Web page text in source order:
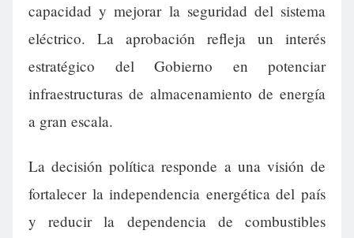
capacidad y mejorar la seguridad del sistema
eléctrico. La aprobación refleja un interés
estratégico del Gobierno en potenciar
infraestructuras de almacenamiento de energía
a gran escala.
La decisión política responde a una visión de
fortalecer la independencia energética del país
y reducir la dependencia de combustibles